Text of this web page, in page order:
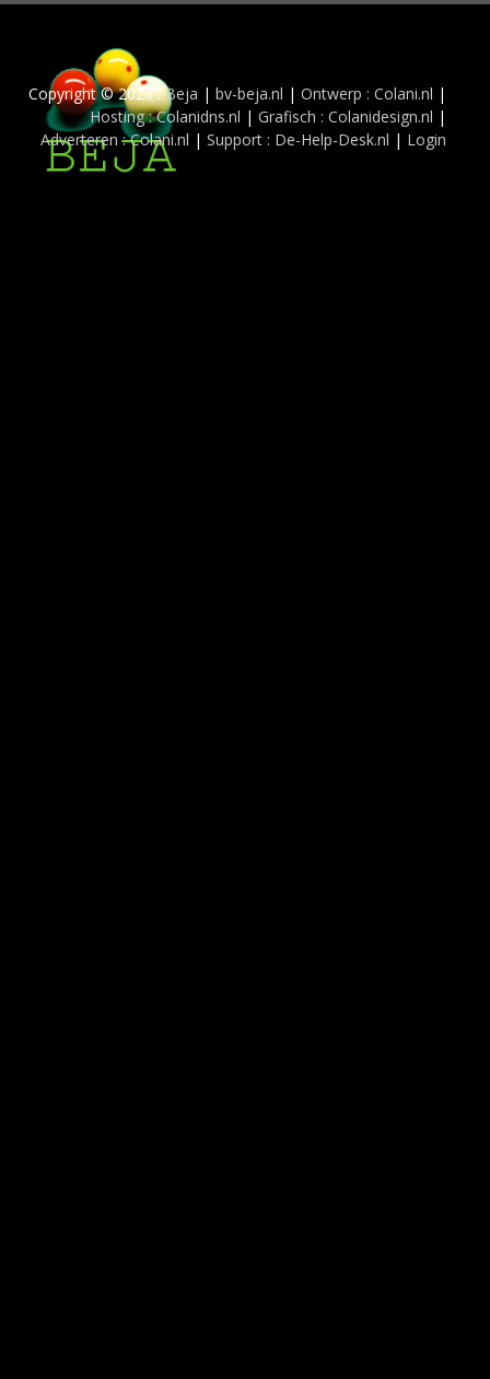
Copyright © 2026 :Beja | bv-beja.nl | Ontwerp : Colani.nl |
Hosting : Colanidns.nl | Grafisch : Colanidesign.nl |
Adverteren : Colani.nl | Support : De-Help-Desk.nl | Login